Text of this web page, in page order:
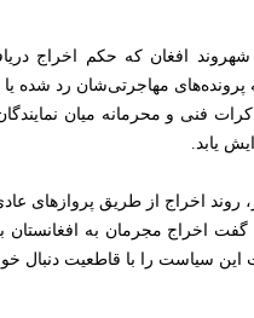
رسانه‌های آلمانی گزارش داده‌اند که دست‌کم نزدیک به
مهاجرتی‌شان رد شده
فنی و محرمانه میان
یابد.
روند اخراج از طریق پروازهای
گفت اخراج مجرمان به
سیاست را با قاطعیت دنبال